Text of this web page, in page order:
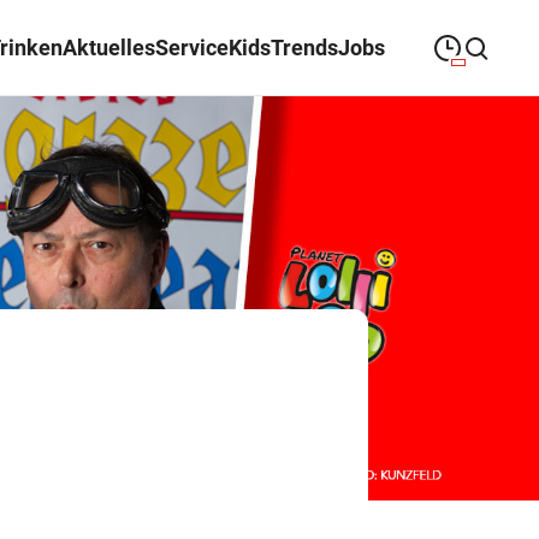
AktuellesServiceKidsTrendsJobs
Suche schließenMontag
MONTAG
Dienstag
DIENSTAG
Mittwoch
MITTWOCH 09:00
09:00